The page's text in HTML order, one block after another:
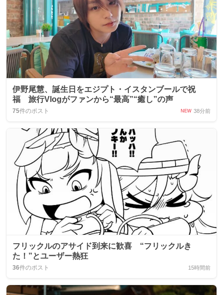
伊野尾慧、誕生日をエジプト・イスタンブールで祝
福 旅行Vlogがファンから“最高”“癒し”の声
75件のポスト NEW 38分前
フリックルのアサイド到来に歓喜 “フリックルき
た！”とユーザー熱狂
36件のポスト 15時間前